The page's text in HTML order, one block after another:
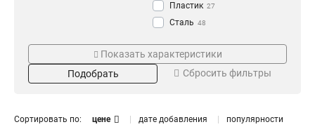
Пластик 27
Сталь 48
Серый 16
Наклонный 8
Потолочный 13
Показать характеристики
Подобрать
Сбросить фильтры
Сортировать по: цене дате добавления популярности